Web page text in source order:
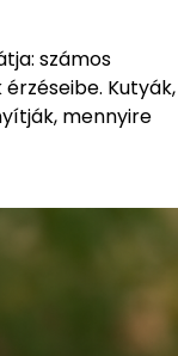
számos
Kutyák,
mennyire